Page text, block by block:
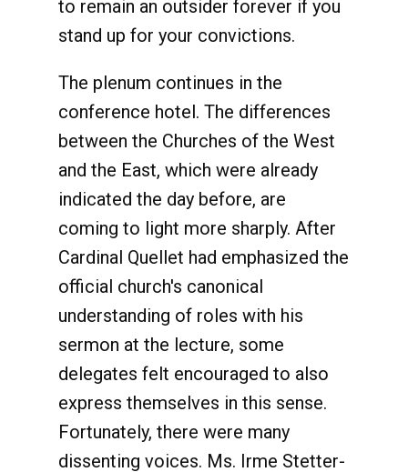
to remain an outsider forever if you
stand up for your convictions.
The plenum continues in the
conference hotel. The differences
between the Churches of the West
and the East, which were already
indicated the day before, are
coming to light more sharply. After
Cardinal Quellet had emphasized the
official church's canonical
understanding of roles with his
sermon at the lecture, some
delegates felt encouraged to also
express themselves in this sense.
Fortunately, there were many
dissenting voices. Ms. Irme Stetter-